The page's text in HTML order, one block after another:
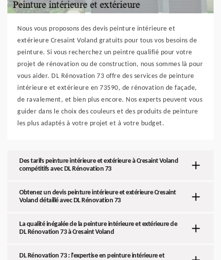
Nous vous proposons des devis peinture intérieure et
extérieure Cresaint Voland gratuits pour tous vos besoins de
peinture. Si vous recherchez un peintre qualifié pour votre
projet de rénovation ou de construction, nous sommes là pour
vous aider. DL Rénovation 73 offre des services de peinture
intérieure et extérieure en 73590, de rénovation de façade,
de ravalement, et bien plus encore. Nos experts peuvent vous
guider dans le choix des couleurs et des produits de peinture
les plus adaptés à votre projet et à votre budget.
Des tarifs peinture intérieure et extérieure à Cresaint Voland
compétitifs avec DL Rénovation 73
Obtenez un devis peinture intérieure et extérieure Cresaint
Voland détaillé avec DL Rénovation 73
La qualité inégalée de la peinture intérieure et extérieure de
DL Rénovation 73 à Cresaint Voland
DL Rénovation 73 : l'expertise en peinture intérieure et